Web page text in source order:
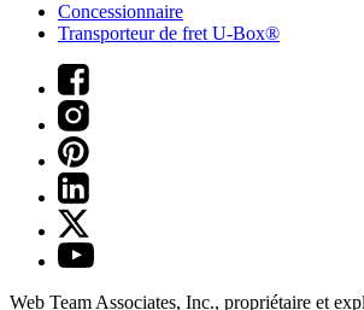
Concessionnaire
Transporteur de fret U-Box®
Web Team Associates, Inc., propriétaire et